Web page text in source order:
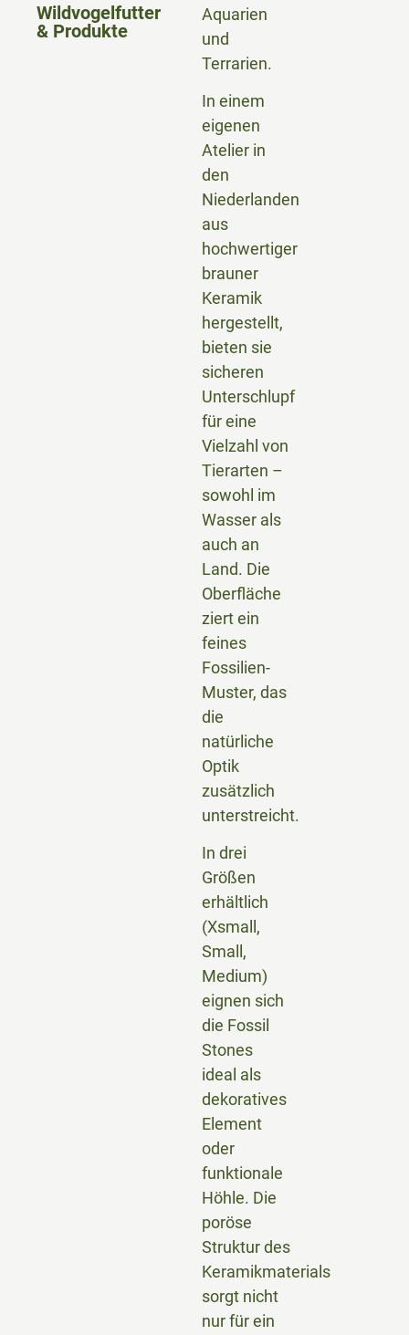
Wildvogelfutter
& Produkte
Aquarien
und
Terrarien.
In einem
eigenen
Atelier in
den
Niederlanden
aus
hochwertiger
brauner
Keramik
hergestellt,
bieten sie
sicheren
Unterschlupf
für eine
Vielzahl von
Tierarten –
sowohl im
Wasser als
auch an
Land. Die
Oberfläche
ziert ein
feines
Fossilien-
Muster, das
die
natürliche
Optik
zusätzlich
unterstreicht.
In drei
Größen
erhältlich
(Xsmall,
Small,
Medium)
eignen sich
die Fossil
Stones
ideal als
dekoratives
Element
oder
funktionale
Höhle. Die
poröse
Struktur des
Keramikmaterials
sorgt nicht
nur für ein